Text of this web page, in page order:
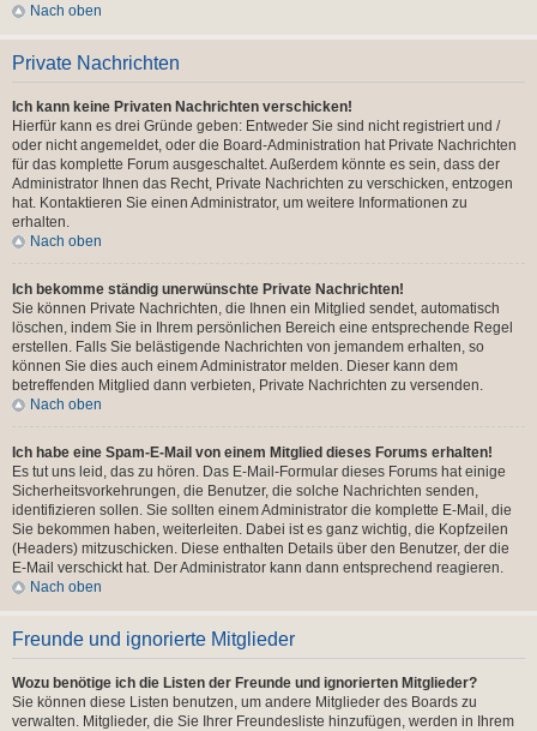
Nach oben
Private Nachrichten
Ich kann keine Privaten Nachrichten verschicken!
Hierfür kann es drei Gründe geben: Entweder Sie sind nicht registriert und /
oder nicht angemeldet, oder die Board-Administration hat Private Nachrichten
für das komplette Forum ausgeschaltet. Außerdem könnte es sein, dass der
Administrator Ihnen das Recht, Private Nachrichten zu verschicken, entzogen
hat. Kontaktieren Sie einen Administrator, um weitere Informationen zu
erhalten.
Nach oben
Ich bekomme ständig unerwünschte Private Nachrichten!
Sie können Private Nachrichten, die Ihnen ein Mitglied sendet, automatisch
löschen, indem Sie in Ihrem persönlichen Bereich eine entsprechende Regel
erstellen. Falls Sie belästigende Nachrichten von jemandem erhalten, so
können Sie dies auch einem Administrator melden. Dieser kann dem
betreffenden Mitglied dann verbieten, Private Nachrichten zu versenden.
Nach oben
Ich habe eine Spam-E-Mail von einem Mitglied dieses Forums erhalten!
Es tut uns leid, das zu hören. Das E-Mail-Formular dieses Forums hat einige
Sicherheitsvorkehrungen, die Benutzer, die solche Nachrichten senden,
identifizieren sollen. Sie sollten einem Administrator die komplette E-Mail, die
Sie bekommen haben, weiterleiten. Dabei ist es ganz wichtig, die Kopfzeilen
(Headers) mitzuschicken. Diese enthalten Details über den Benutzer, der die
E-Mail verschickt hat. Der Administrator kann dann entsprechend reagieren.
Nach oben
Freunde und ignorierte Mitglieder
Wozu benötige ich die Listen der Freunde und ignorierten Mitglieder?
Sie können diese Listen benutzen, um andere Mitglieder des Boards zu
verwalten. Mitglieder, die Sie Ihrer Freundesliste hinzufügen, werden in Ihrem